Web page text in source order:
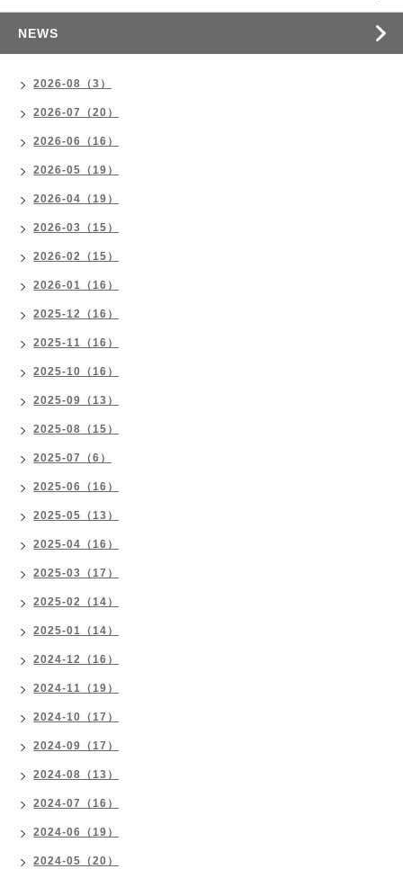
NEWS
2026-08（3）
2026-07（20）
2026-06（16）
2026-05（19）
2026-04（19）
2026-03（15）
2026-02（15）
2026-01（16）
2025-12（16）
2025-11（16）
2025-10（16）
2025-09（13）
2025-08（15）
2025-07（6）
2025-06（16）
2025-05（13）
2025-04（16）
2025-03（17）
2025-02（14）
2025-01（14）
2024-12（16）
2024-11（19）
2024-10（17）
2024-09（17）
2024-08（13）
2024-07（16）
2024-06（19）
2024-05（20）